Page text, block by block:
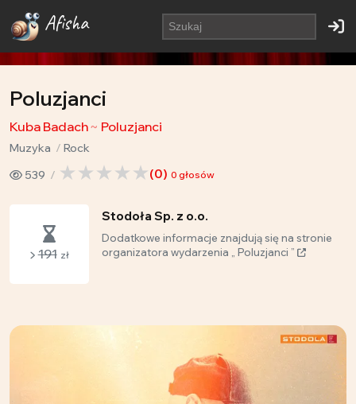
Afisha
Poluzjanci
Kuba Badach Poluzjanci
Muzyka
Rock
539
(0) 0 głosów
191 zł
Stodoła Sp. z o.o.
Dodatkowe informacje znajdują się na stronie
organizatora wydarzenia „ Poluzjanci ”